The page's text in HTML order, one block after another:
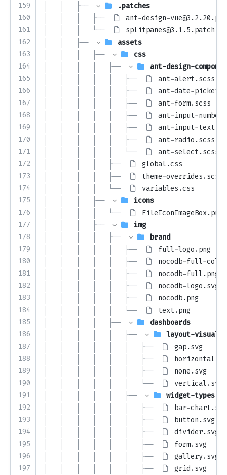
159
160
161
162
163
164
165
166
167
168
169
170
171
172
173
174
175
176
177
178
179
180
181
182
183
184
185
186
187
188
189
190
191
192
193
194
195
196
197
│   │   ├──
.patches
│   │   │   ├──
ant-design-
│   │   │   └──
splitpanes@3.1.5.patch
│   │   ├──
assets
│   │   │   ├──
css
│   │   │   │   ├──
ant-design-
│   │   │   │   │   ├──
ant-alert.scss
│   │   │   │   │   ├──
ant-date-
│   │   │   │   │   ├──
ant-form.scss
│   │   │   │   │   ├──
ant-input-
│   │   │   │   │   ├──
ant-input-
│   │   │   │   │   ├──
ant-radio.scss
│   │   │   │   │   └──
ant-select.scss
│   │   │   │   ├──
global.css
│   │   │   │   ├──
theme-overrides.scss
│   │   │   │   └──
variables.css
│   │   │   ├──
icons
│   │   │   │   └──
FileIconImageBox.png
│   │   │   ├──
img
│   │   │   │   ├──
brand
│   │   │   │   │   ├──
full-logo.png
│   │   │   │   │   ├──
nocodb-full-
│   │   │   │   │   ├──
nocodb-full.png
│   │   │   │   │   ├──
nocodb-logo.svg
│   │   │   │   │   ├──
nocodb.png
│   │   │   │   │   └──
text.png
│   │   │   │   ├──
dashboards
│   │   │   │   │   ├──
layout-
│   │   │   │   │   │   ├──
gap.svg
│   │   │   │   │   │   ├──
│   │   │   │   │   │   ├──
none.svg
│   │   │   │   │   │   └──
vertical.svg
│   │   │   │   │   ├──
widget-types
│   │   │   │   │   │   ├──
bar-chart.svg
│   │   │   │   │   │   ├──
button.svg
│   │   │   │   │   │   ├──
divider.svg
│   │   │   │   │   │   ├──
form.svg
│   │   │   │   │   │   ├──
gallery.svg
│   │   │   │   │   │   ├──
grid.svg